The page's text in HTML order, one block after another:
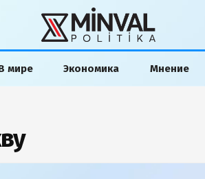
мире Экономика Мнение